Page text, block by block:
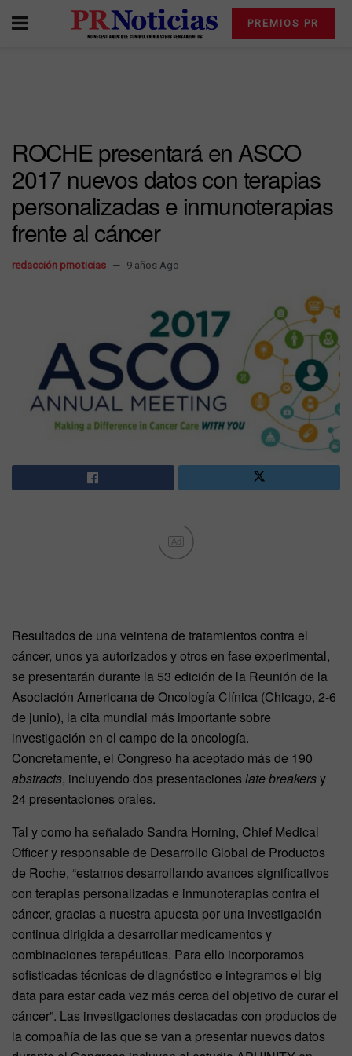
PREMIOS PR
ROCHE presentará en ASCO
2017 nuevos datos con terapias
personalizadas e inmunoterapias
frente al cáncer
redacción prnoticias 9 años Ago
Ad
Resultados de una veintena de tratamientos contra el
cáncer, unos ya autorizados y otros en fase experimental,
se presentarán durante la 53 edición de la Reunión de la
Asociación Americana de Oncología Clínica (Chicago, 2-6
de junio), la cita mundial más importante sobre
investigación en el campo de la oncología.
Concretamente, el Congreso ha aceptado más de 190
abstracts, incluyendo dos presentacioneslate breakersy
24 presentaciones orales.
Tal y como ha señalado Sandra Horning, Chief Medical
Officer y responsable de Desarrollo Global de Productos
de Roche, “estamos desarrollando avances significativos
con terapias personalizadas e inmunoterapias contra el
cáncer, gracias a nuestra apuesta por una investigación
continua dirigida a desarrollar medicamentos y
combinaciones terapéuticas. Para ello incorporamos
sofisticadas técnicas de diagnóstico e integramos el big
data para estar cada vez más cerca del objetivo de curar el
cáncer”. Las investigaciones destacadas con productos de
la compañía de las que se van a presentar nuevos datos